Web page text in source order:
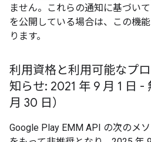
ません。これらの通知に基づい
を公開している場合は、この機
ります。
利用資格と利用可能なプ
知らせ: 2021 年 9 月 1 日 -
月 30 日）
Google Play EMM API の次のメ